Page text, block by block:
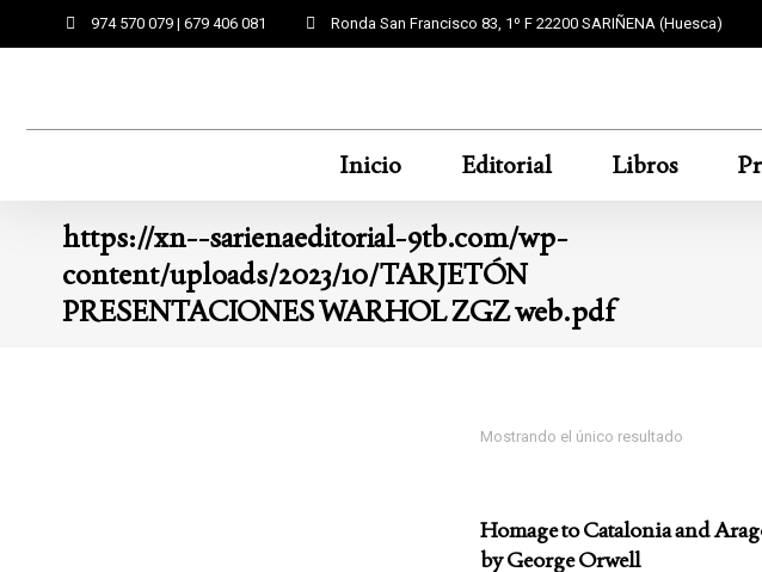
974 570 079 | 679 406 081 Ronda San Francisco 83, 1º F 22200 SARIÑENA (Huesca)
Inicio Editorial Libros
https://xn--sarienaeditorial-9tb.com/wp-
content/uploads/2023/10/TARJETÓN
PRESENTACIONES WARHOL ZGZ web.pdf
Mostrando el único resultado
Homage to Catalonia and
by George Orwell